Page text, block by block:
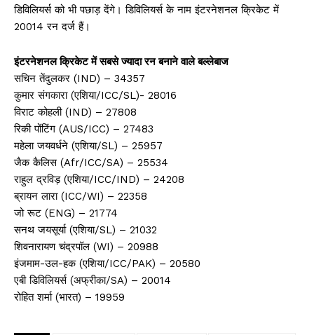
डिविलियर्स को भी पछाड़ देंगे। डिविलियर्स के नाम इंटरनेशनल क्रिकेट में
20014 रन दर्ज हैं।
इंटरनेशनल क्रिकेट में सबसे ज्यादा रन बनाने वाले बल्लेबाज
सचिन तेंदुलकर (IND) – 34357
कुमार संगकारा (एशिया/ICC/SL)- 28016
विराट कोहली (IND) – 27808
रिकी पोंटिंग (AUS/ICC) – 27483
महेला जयवर्धने (एशिया/SL) – 25957
जैक कैलिस (Afr/ICC/SA) – 25534
राहुल द्रविड़ (एशिया/ICC/IND) – 24208
ब्रायन लारा (ICC/WI) – 22358
जो रूट (ENG) – 21774
सनथ जयसूर्या (एशिया/SL) – 21032
शिवनारायण चंद्रपॉल (WI) – 20988
इंजमाम-उल-हक (एशिया/ICC/PAK) – 20580
एबी डिविलियर्स (अफ्रीका/SA) – 20014
रोहित शर्मा (भारत) – 19959